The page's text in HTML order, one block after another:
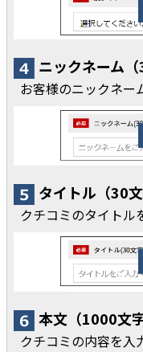
ニックネーム（
お客様のニックネー
タイトル（30文
クチコミのタイトル
本文（1000文字
クチコミの内容を入